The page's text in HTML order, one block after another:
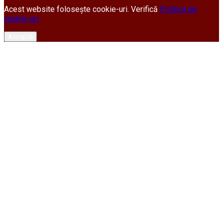
Acest website folosește cookie-uri. Verifică Politica de
cookie-uri